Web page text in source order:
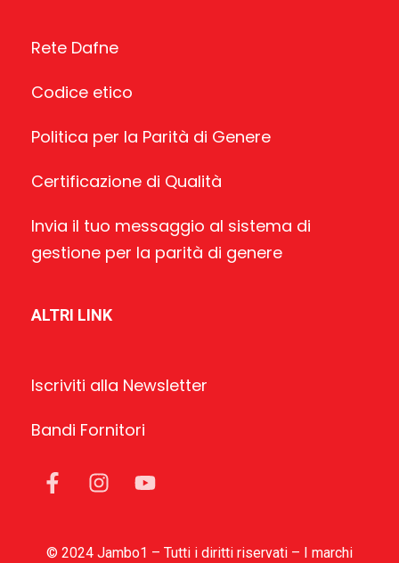
Rete Dafne
Codice etico
Politica per la Parità di Genere
Certificazione di Qualità
Invia il tuo messaggio al sistema di
gestione per la parità di genere
ALTRI LINK
Iscriviti alla Newsletter
Bandi Fornitori
© 2024 Jambo1 – Tutti i diritti riservati – I marchi